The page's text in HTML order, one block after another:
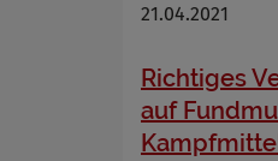
21.04.2021
Richtiges
auf